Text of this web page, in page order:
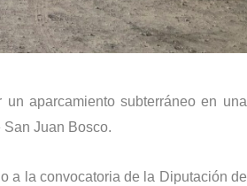
aparcamiento subterráneo en una
Juan Bosco.
a la convocatoria de la Diputación de